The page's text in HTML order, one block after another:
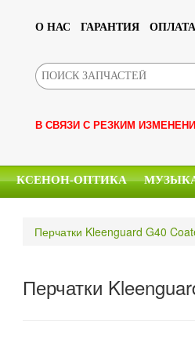
О НАС ГАРАНТИЯ
В СВЯЗИ С РЕЗКИМ
КСЕНОН-ОПТИКА
Перчатки Kleenguard G40
Перчатки